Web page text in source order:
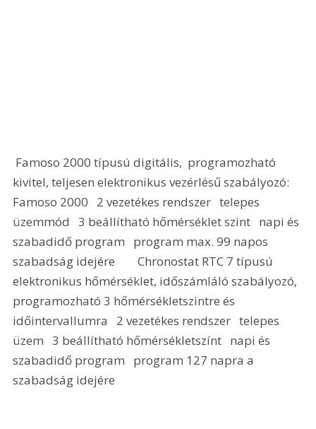
kivitel, teljesen elektronikus vezérlésű szabályozó:
Famoso 2000   2 vezetékes rendszer   telepes
üzemmód   3 beállítható hőmérséklet szint   napi és
szabadidő program   program max. 99 napos
szabadság idejére        Chronostat RTC 7 típusú
elektronikus hőmérséklet, időszámláló szabályozó,
programozható 3 hőmérsékletszintre és
időintervallumra   2 vezetékes rendszer   telepes
üzem   3 beállítható hőmérsékletszínt   napi és
szabadidő program   program 127 napra a
szabadság idejére